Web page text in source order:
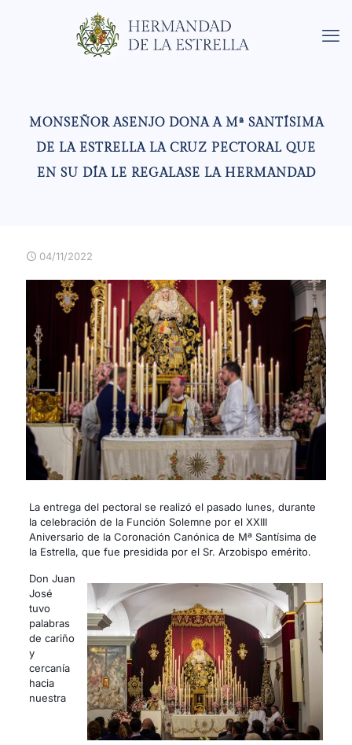
MONSEÑOR ASENJO DONA A Mª SANTÍSIMA
DE LA ESTRELLA LA CRUZ PECTORAL QUE
EN SU DÍA LE REGALASE LA HERMANDAD
04/11/2022
La entrega del pectoral se realizó el pasado lunes, durante
la celebración de la Función Solemne por el XXIII
Aniversario de la Coronación Canónica de Mª Santísima de
la Estrella, que fue presidida por el Sr. Arzobispo emérito.
Don Juan
José
tuvo
palabras
de cariño
y
cercanía
hacia
nuestra